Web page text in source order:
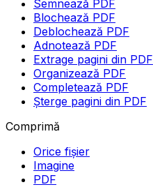
Semnează PDF
Blochează PDF
Deblochează PDF
Adnotează PDF
Extrage pagini din PDF
Organizează PDF
Completează PDF
Șterge pagini din PDF
Comprimă
Orice fișier
Imagine
PDF